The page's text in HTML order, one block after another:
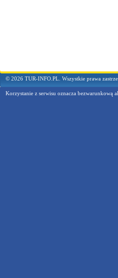
© 2026 TUR-INFO.PL. Wszystkie prawa
Korzystanie z serwisu oznacza bezwarunkową